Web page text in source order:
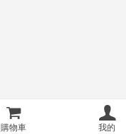
購物車 我的